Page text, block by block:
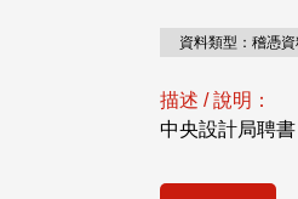
資料類型：稽憑
描述 / 說明：
中央設計局聘